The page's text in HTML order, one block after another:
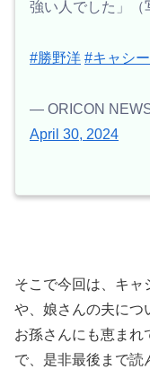
強い人でした」（
#勝野洋 #キャシ
— ORICON
April 30, 2024
そこで今回は、キャ
や、娘さんの夫につ
お孫さんにも恵まれ
で、是非最後まで読